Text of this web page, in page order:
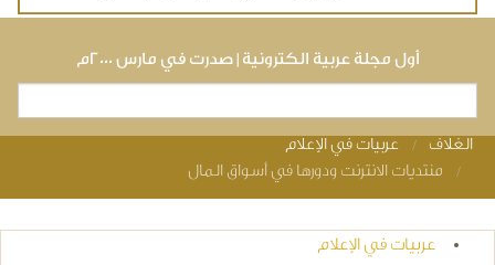
أول مجلة عربية الكترونية | صدرت في مارس ٢٠٠٠م
You are here
الغلاف
عربيات في الإعلام
منتديات الانترنت ودورها في أسواق المال
عربيات في الإعلام